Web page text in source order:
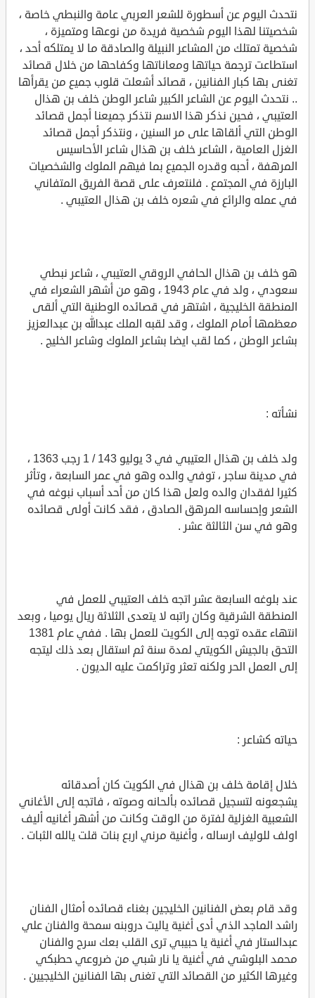
نتحدث اليوم عن أسطورة للشعر العربي عامة والنبطي خاصة ،
شخصيتنا لهذا اليوم شخصية فريدة من نوعها ومتميزة ،
شخصية تمتلك من المشاعر النبيلة والصادقة ما لا يمتلكه أحد ،
استطاعت ترجمة حياتها ومعاناتها وكفاحها من خلال قصائد
تغنى بها كبار الفنانين ، قصائد أشعلت قلوب جميع من يقرأها
.. نتحدث اليوم عن الشاعر الكبير شاعر الوطن خلف بن هذال
العتيبي ، فحين نذكر هذا الاسم نتذكر جميعنا أجمل قصائد
الوطن التي ألقاها على مر السنين ، ونتذكر أجمل قصائد
الغزل العامية ، الشاعر خلف بن هذال شاعر الأحاسيس
المرهفة ، أحبه وقدره الجميع بما فيهم الملوك والشخصيات
البارزة في المجتمع . فلنتعرف على قصة الفريق المتفاني
في عمله والرائع في شعره خلف بن هذال العتيبي .
هو خلف بن هذال الحافي الروقي العتيبي ، شاعر نبطي
سعودي ، ولد في عام 1943 ، وهو من أشهر الشعراء في
المنطقة الخليجية ، اشتهر في قصائده الوطنية التي ألقى
معظمها أمام الملوك ، وقد لقبه الملك عبدالله بن عبدالعزيز
بشاعر الوطن ، كما لقب ايضا بشاعر الملوك وشاعر الخليج .
نشأته :
ولد خلف بن هذال العتيبي في 3 يوليو 143 / 1 رجب 1363 ،
في مدينة ساجر ، توفي والده وهو في عمر السابعة ، وتأثر
كثيرا لفقدان والده ولعل هذا كان من أحد أسباب نبوغه في
الشعر وإحساسه المرهق الصادق ، فقد كانت أولى قصائده
وهو في سن الثالثة عشر .
عند بلوغه السابعة عشر اتجه خلف العتيبي للعمل في
المنطقة الشرقية وكان راتبه لا يتعدى الثلاثة ريال يوميا ، وبعد
انتهاء عقده توجه إلى الكويت للعمل بها . ففي عام 1381
التحق بالجيش الكويتي لمدة سنة ثم استقال بعد ذلك ليتجه
إلى العمل الحر ولكنه تعثر وتراكمت عليه الديون .
حياته كشاعر :
خلال إقامة خلف بن هذال في الكويت كان أصدقائه
يشجعونه لتسجيل قصائده بألحانه وصوته ، فاتجه إلى الأغاني
الشعبية الغزلية لفترة من الوقت وكانت من أشهر أغانيه أليف
اولف للوليف ارساله ، وأغنية مرني اربع بنات قلت يالله الثبات .
وقد قام بعض الفنانين الخليجين بغناء قصائده أمثال الفنان
راشد الماجد الذي أدى أغنية ياليت دروبنه سمحة والفنان علي
عبدالستار في أغنية يا حبيبي ترى القلب بعك سرح والفنان
محمد البلوشي في أغنية يا نار شبي من ضروعي حطبكي
وغيرها الكثير من القصائد التي تغنى بها الفنانين الخليجيين .